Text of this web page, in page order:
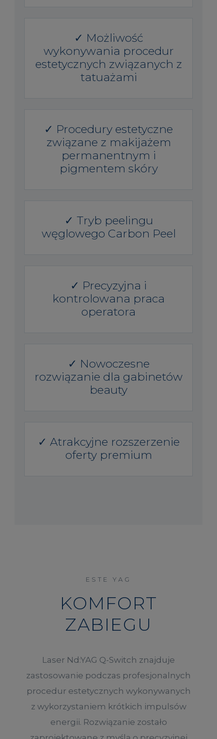
✓ Możliwość
wykonywania procedur
estetycznych związanych z
tatuażami
✓ Procedury estetyczne
związane z makijażem
permanentnym i
pigmentem skóry
✓ Tryb peelingu
węglowego Carbon Peel
✓ Precyzyjna i
kontrolowana praca
operatora
✓ Nowoczesne
rozwiązanie dla gabinetów
beauty
✓ Atrakcyjne rozszerzenie
oferty premium
ESTE YAG
KOMFORT
ZABIEGU
Laser Nd:YAG Q-Switch znajduje
zastosowanie podczas profesjonalnych
procedur estetycznych wykonywanych
z wykorzystaniem krótkich impulsów
energii. Rozwiązanie zostało